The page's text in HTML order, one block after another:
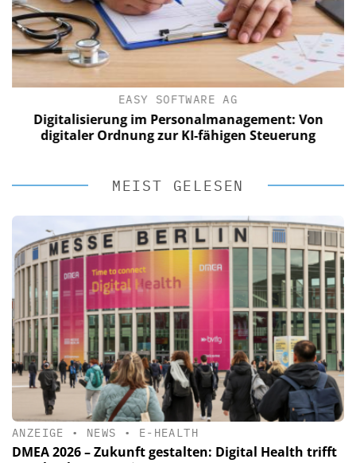
EASY SOFTWARE AG
Digitalisierung im Personalmanagement: Von
digitaler Ordnung zur KI-fähigen Steuerung
MEIST GELESEN
ANZEIGE • NEWS • E-HEALTH
DMEA 2026 – Zukunft gestalten: Digital Health trifft